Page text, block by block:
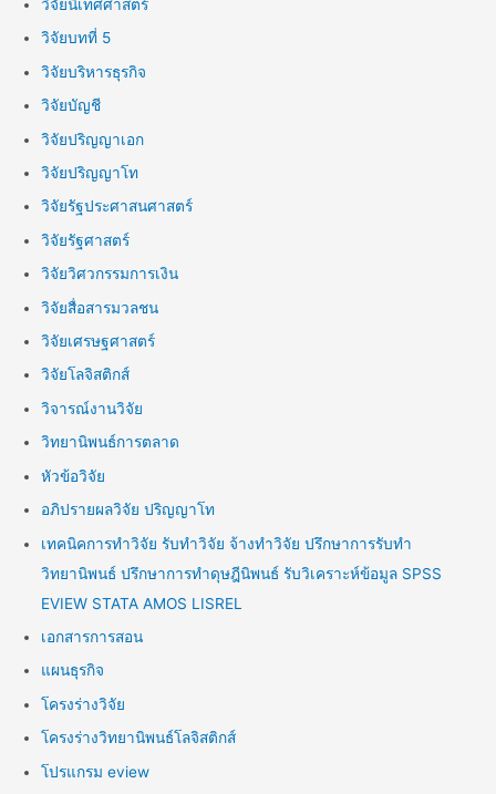
วิจัยนิเทศศาสตร์
วิจัยบทที่ 5
วิจัยบริหารธุรกิจ
วิจัยบัญชี
วิจัยปริญญาเอก
วิจัยปริญญาโท
วิจัยรัฐประศาสนศาสตร์
วิจัยรัฐศาสตร์
วิจัยวิศวกรรมการเงิน
วิจัยสื่อสารมวลชน
วิจัยเศรษฐศาสตร์
วิจัยโลจิสติกส์
วิจารณ์งานวิจัย
วิทยานิพนธ์การตลาด
หัวข้อวิจัย
อภิปรายผลวิจัย ปริญญาโท
เทคนิคการทำวิจัย รับทำวิจัย จ้างทำวิจัย ปรึกษาการรับทำ
วิทยานิพนธ์ ปรึกษาการทำดุษฎีนิพนธ์ รับวิเคราะห์ข้อมูล SPSS
EVIEW STATA AMOS LISREL
เอกสารการสอน
แผนธุรกิจ
โครงร่างวิจัย
โครงร่างวิทยานิพนธ์โลจิสติกส์
โปรแกรม eview